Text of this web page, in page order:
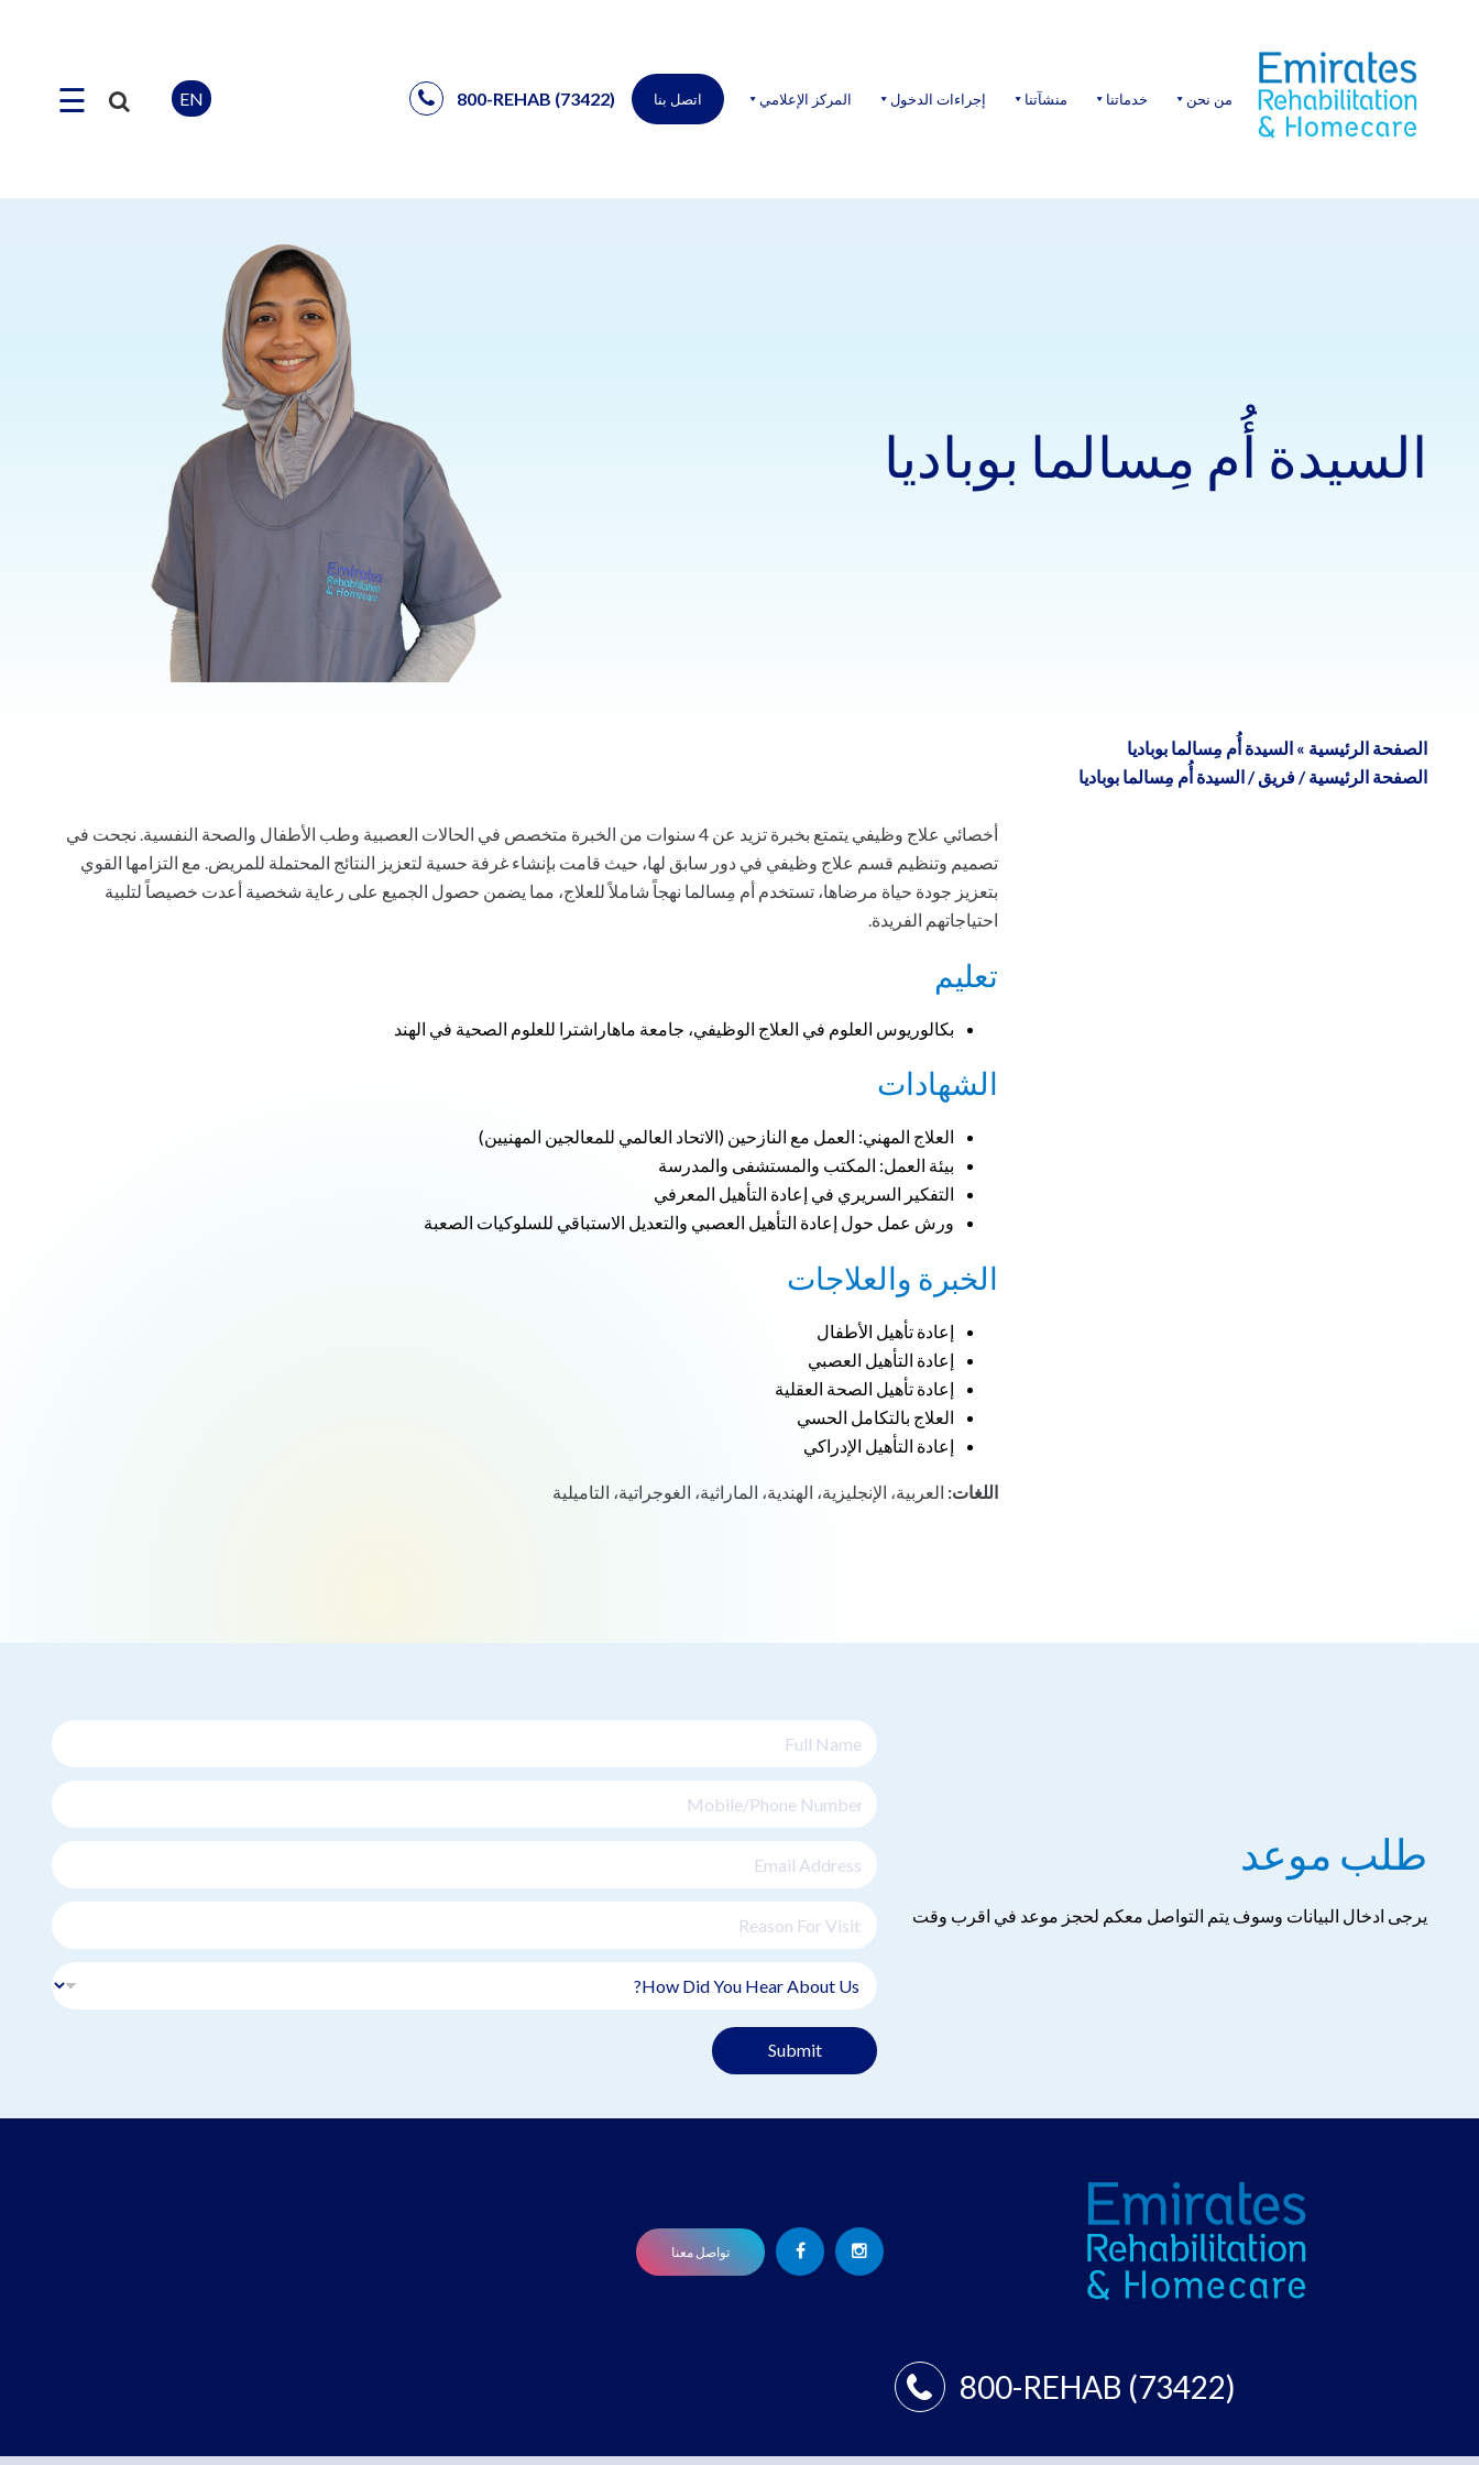
من نحن خدماتنا منشآتنا إجراءات الدخول المركز الإعلامي اتصل بنا 800-REHAB (73422)
EN
☰
السيدة أُم مِسالما بوباديا
الصفحة الرئيسية » السيدة أُم مِسالما بوباديا
الصفحة الرئيسية / فريق / السيدة أُم مِسالما بوباديا
أخصائي علاج وظيفي يتمتع بخبرة تزيد عن 4 سنوات من الخبرة متخصص في الحالات العصبية وطب الأطفال والصحة النفسية. نجحت في
تصميم وتنظيم قسم علاج وظيفي في دور سابق لها، حيث قامت بإنشاء غرفة حسية لتعزيز النتائج المحتملة للمريض. مع التزامها القوي
بتعزيز جودة حياة مرضاها، تستخدم أم مِسالما نهجاً شاملاً للعلاج، مما يضمن حصول الجميع على رعاية شخصية أعدت خصيصاً لتلبية
احتياجاتهم الفريدة.
تعليم
بكالوريوس العلوم في العلاج الوظيفي، جامعة ماهاراشترا للعلوم الصحية في الهند
الشهادات
العلاج المهني: العمل مع النازحين (الاتحاد العالمي للمعالجين المهنيين)
بيئة العمل: المكتب والمستشفى والمدرسة
التفكير السريري في إعادة التأهيل المعرفي
ورش عمل حول إعادة التأهيل العصبي والتعديل الاستباقي للسلوكيات الصعبة
الخبرة والعلاجات
إعادة تأهيل الأطفال
إعادة التأهيل العصبي
إعادة تأهيل الصحة العقلية
العلاج بالتكامل الحسي
إعادة التأهيل الإدراكي
اللغات: العربية، الإنجليزية، الهندية، الماراثية، الغوجراتية، التاميلية
طلب موعد
يرجى ادخال البيانات وسوف يتم التواصل معكم لحجز موعد في اقرب وقت
Submit
800-REHAB (73422)
تواصل معنا